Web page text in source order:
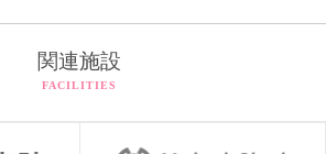
関連施設
FACILITIES